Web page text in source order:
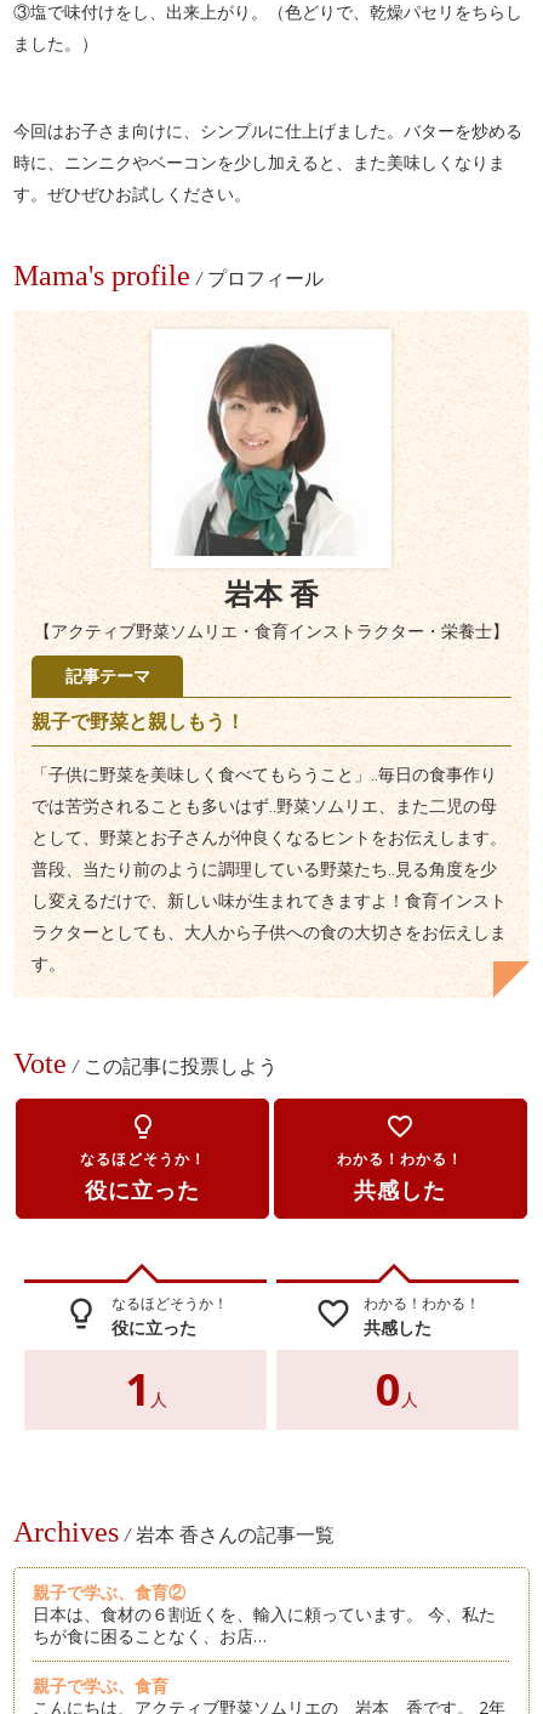
③塩で味付けをし、出来上がり。（色どりで、乾燥パセリをちらし
ました。）
今回はお子さま向けに、シンプルに仕上げました。バターを炒める
時に、ニンニクやベーコンを少し加えると、また美味しくなりま
す。ぜひぜひお試しください。
Mama's profile / プロフィール
岩本 香
【アクティブ野菜ソムリエ・食育インストラクター・栄養士】
記事テーマ
親子で野菜と親しもう！
「子供に野菜を美味しく食べてもらうこと」‥毎日の食事作り
では苦労されることも多いはず‥野菜ソムリエ、また二児の母
として、野菜とお子さんが仲良くなるヒントをお伝えします。
普段、当たり前のように調理している野菜たち‥見る角度を少
し変えるだけで、新しい味が生まれてきますよ！食育インスト
ラクターとしても、大人から子供への食の大切さをお伝えしま
す。
Vote / この記事に投票しよう
lightbulb_outline
なるほどそうか！
役に立った
favorite_border
わかる！わかる！
共感した
lightbulb_outline なるほどそうか！
役に立った
1 人
favorite_border わかる！わかる！
共感した
0 人
Archives / 岩本 香さんの記事一覧
親子で学ぶ、食育②
日本は、食材の６割近くを、輸入に頼っています。 今、私た
ちが食に困ることなく、お店…
親子で学ぶ、食育
こんにちは、アクティブ野菜ソムリエの 岩本 香です。 2年